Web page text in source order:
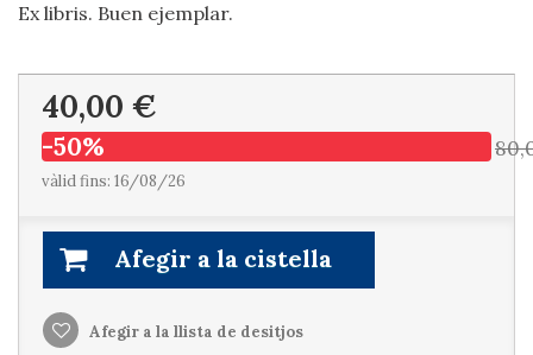
Ex libris. Buen ejemplar.
40,00 €
-50%
vàlid fins: 16/08/26
Afegir a la cistella
Afegir a la llista de desitjos